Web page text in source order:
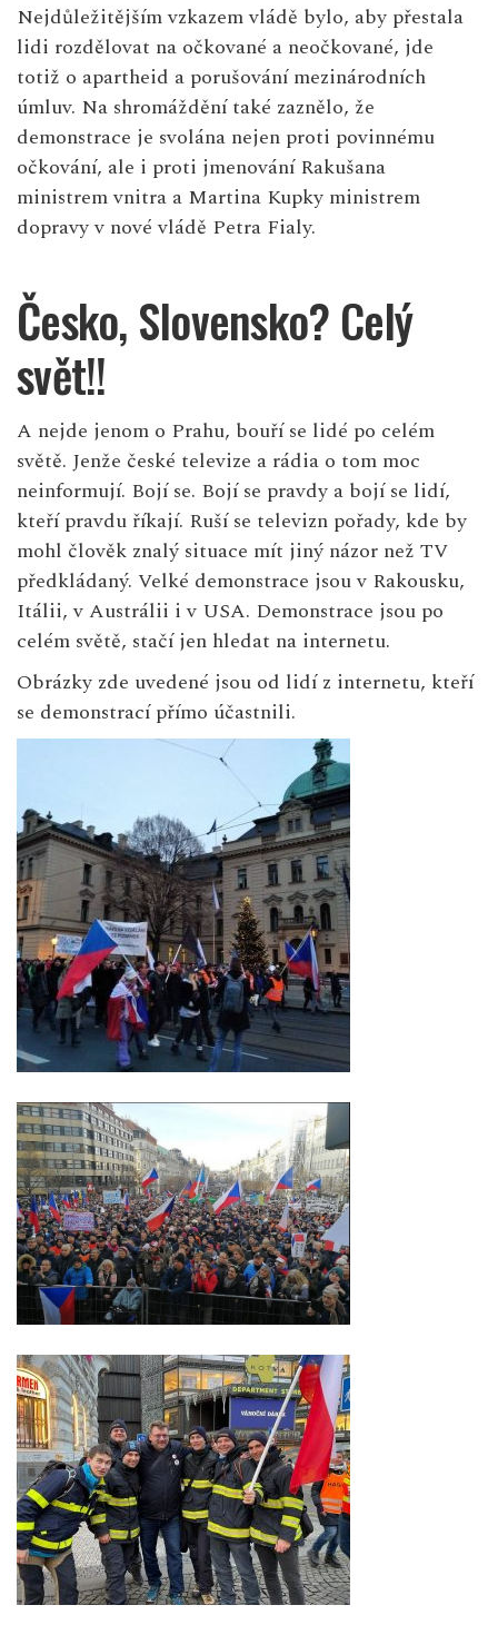
Nejdůležitějším vzkazem vládě bylo, aby přestala
lidi rozdělovat na očkované a neočkované, jde
totiž o apartheid a porušování mezinárodních
úmluv. Na shromáždění také zaznělo, že
demonstrace je svolána nejen proti povinnému
očkování, ale i proti jmenování Rakušana
ministrem vnitra a Martina Kupky ministrem
dopravy v nové vládě Petra Fialy.
Česko, Slovensko? Celý
svět!!
A nejde jenom o Prahu, bouří se lidé po celém
světě. Jenže české televize a rádia o tom moc
neinformují. Bojí se. Bojí se pravdy a bojí se lidí,
kteří pravdu říkají. Ruší se televizn pořady, kde by
mohl člověk znalý situace mít jiný názor než TV
předkládaný. Velké demonstrace jsou v Rakousku,
Itálii, v Austrálii i v USA. Demonstrace jsou po
celém světě, stačí jen hledat na internetu.
Obrázky zde uvedené jsou od lidí z internetu, kteří
se demonstrací přímo účastnili.